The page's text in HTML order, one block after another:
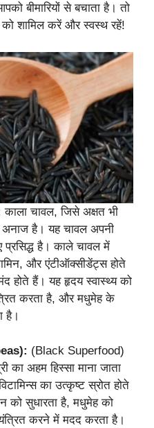
बीमारियों से बचाता है। तो
शामिल करें और स्वस्थ रहें!
काला चावल, जिसे अक्षत भी
अनाज है। यह चावल अपनी
है। काले चावल में
और एंटीऑक्सीडेंट्स होते
होते हैं। यह हृदय स्वास्थ्य को
करता है, और मधुमेह के
है।
(Black Superfood)
का अहम हिस्सा माना जाता
का उत्कृष्ट स्रोत होते
सुधारता है, मधुमेह को
करने में मदद करता है।